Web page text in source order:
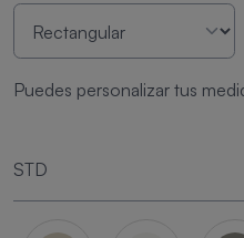
Puedes personalizar tus
STD